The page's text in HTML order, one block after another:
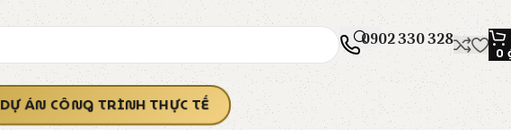
0902 330 328
0
DỰ ÁN CÔNG TRÌNH THỰC TẾ